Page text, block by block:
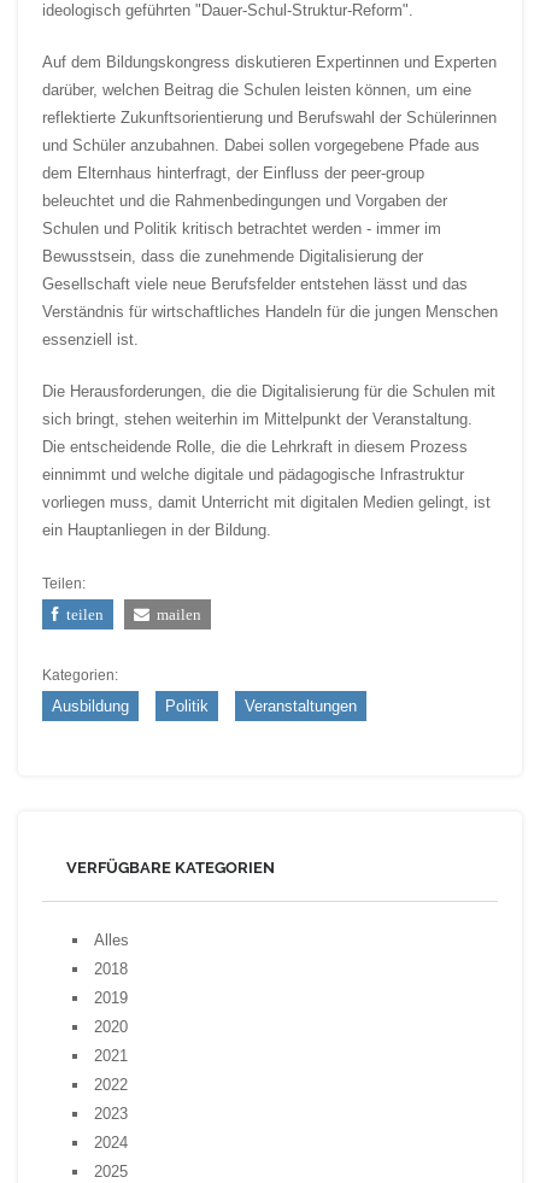
ideologisch geführten "Dauer-Schul-Struktur-Reform".
Auf dem Bildungskongress diskutieren Expertinnen und Experten
darüber, welchen Beitrag die Schulen leisten können, um eine
reflektierte Zukunftsorientierung und Berufswahl der Schülerinnen
und Schüler anzubahnen. Dabei sollen vorgegebene Pfade aus
dem Elternhaus hinterfragt, der Einfluss der peer-group
beleuchtet und die Rahmenbedingungen und Vorgaben der
Schulen und Politik kritisch betrachtet werden - immer im
Bewusstsein, dass die zunehmende Digitalisierung der
Gesellschaft viele neue Berufsfelder entstehen lässt und das
Verständnis für wirtschaftliches Handeln für die jungen Menschen
essenziell ist.
Die Herausforderungen, die die Digitalisierung für die Schulen mit
sich bringt, stehen weiterhin im Mittelpunkt der Veranstaltung.
Die entscheidende Rolle, die die Lehrkraft in diesem Prozess
einnimmt und welche digitale und pädagogische Infrastruktur
vorliegen muss, damit Unterricht mit digitalen Medien gelingt, ist
ein Hauptanliegen in der Bildung.
Teilen:
teilen mailen
Kategorien:
Ausbildung Politik Veranstaltungen
VERFÜGBARE KATEGORIEN
Alles
2018
2019
2020
2021
2022
2023
2024
2025